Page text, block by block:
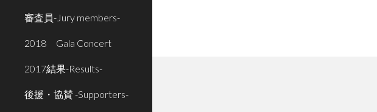
審査員-Jury members-
2018 Gala Concert
2017結果-Results-
後援・協賛 -Supporters-